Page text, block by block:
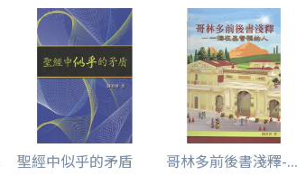
聖經中似乎的矛盾 哥林多前後書淺釋-...